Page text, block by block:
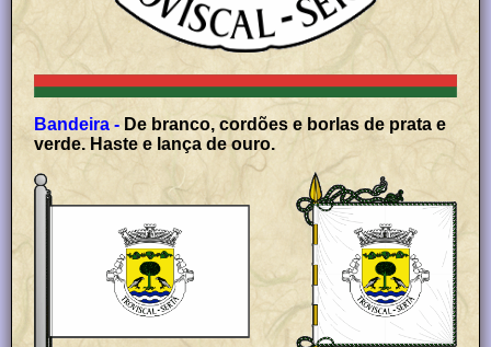
Bandeira - De branco, cordões e borlas de prata e
verde. Haste e lança de ouro.